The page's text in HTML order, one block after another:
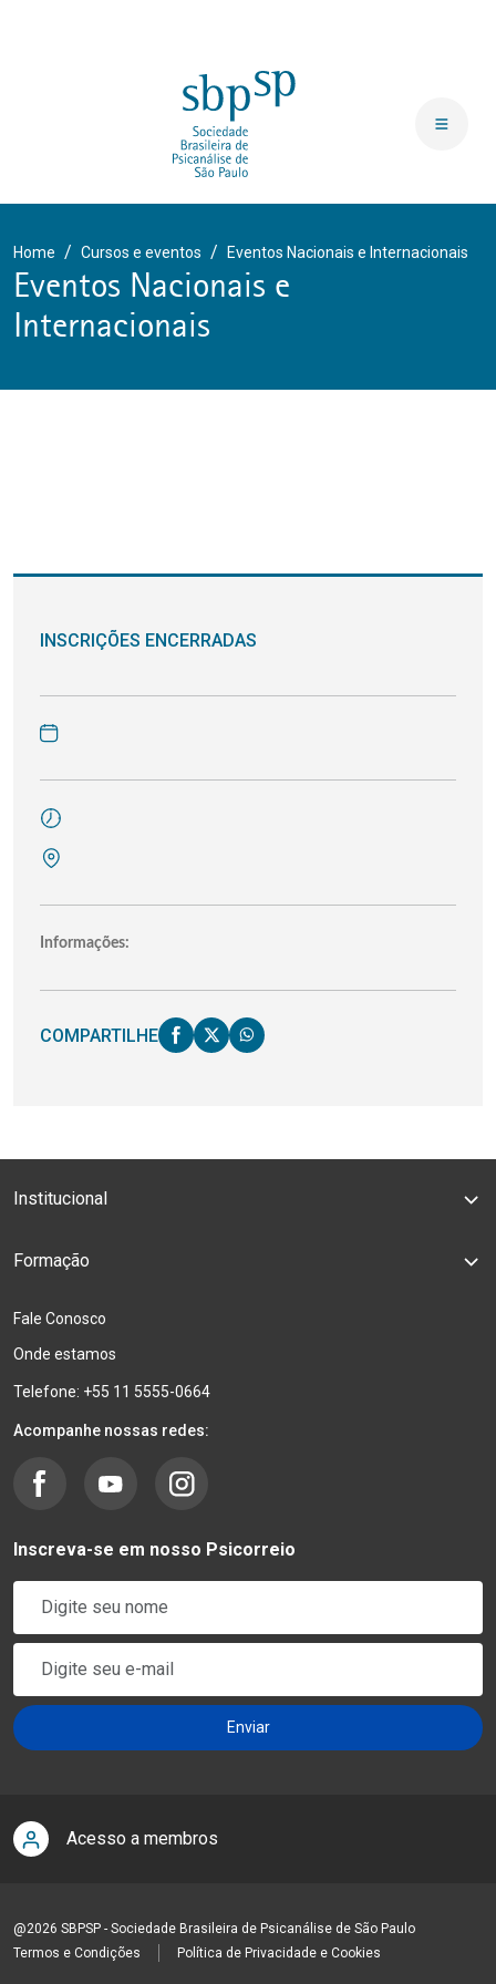
Home Cursos e eventos Eventos Nacionais e Internacionais
Eventos Nacionais e
Internacionais
INSCRIÇÕES ENCERRADAS
Informações:
COMPARTILHE
Institucional
Formação
Fale Conosco
Onde estamos
Telefone: +55 11 5555-0664
Acompanhe nossas redes:
Inscreva-se em nosso Psicorreio
Acesso a membros
@2026 SBPSP - Sociedade Brasileira de Psicanálise de São Paulo
Termos e Condições
Política de Privacidade e Cookies